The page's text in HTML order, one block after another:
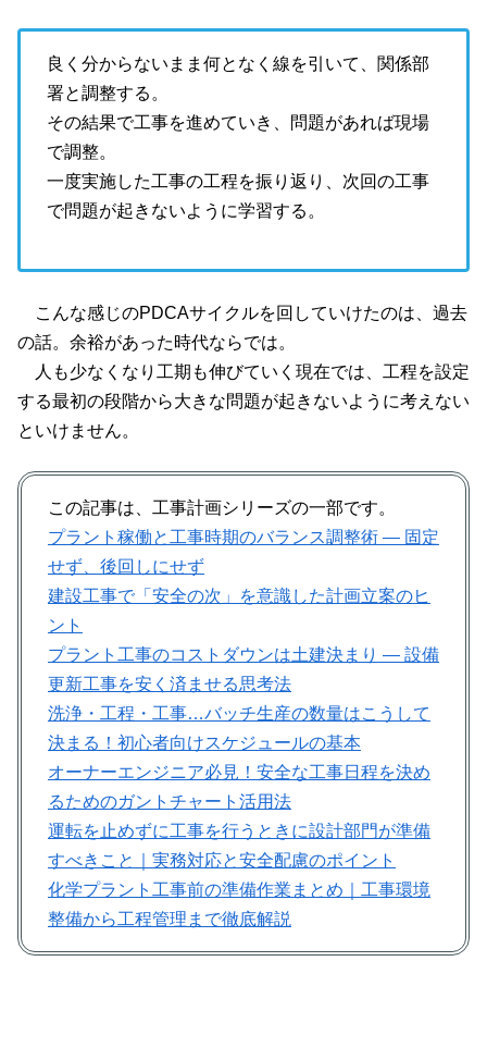
良く分からないまま何となく線を引いて、関係部
署と調整する。
その結果で工事を進めていき、問題があれば現場
で調整。
一度実施した工事の工程を振り返り、次回の工事
で問題が起きないように学習する。
こんな感じのPDCAサイクルを回していけたのは、過去
の話。余裕があった時代ならでは。
人も少なくなり工期も伸びていく現在では、工程を設定
する最初の段階から大きな問題が起きないように考えない
といけません。
この記事は、工事計画シリーズの一部です。
プラント稼働と工事時期のバランス調整術 ― 固定
せず、後回しにせず
建設工事で「安全の次」を意識した計画立案のヒ
ント
プラント工事のコストダウンは土建決まり ― 設備
更新工事を安く済ませる思考法
洗浄・工程・工事…バッチ生産の数量はこうして
決まる！初心者向けスケジュールの基本
オーナーエンジニア必見！安全な工事日程を決め
るためのガントチャート活用法
運転を止めずに工事を行うときに設計部門が準備
すべきこと｜実務対応と安全配慮のポイント
化学プラント工事前の準備作業まとめ｜工事環境
整備から工程管理まで徹底解説